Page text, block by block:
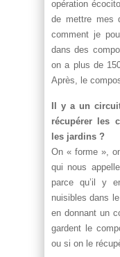
opération
de mettre mes
comment je
dans des
on a plus de
Après, le
Il y a un
récupérer les
les jardins ?
On « forme »,
qui nous
parce qu’il y
nuisibles dans
en donnant un
gardent le
ou si on le